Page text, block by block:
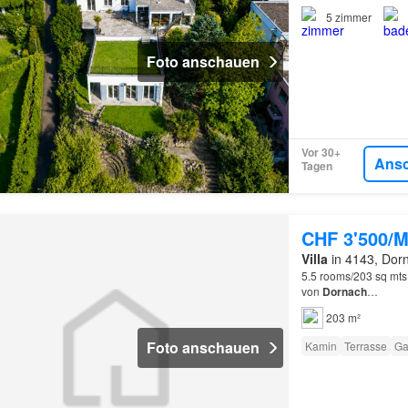
Foto anschauen
5 zimmer
Vor 30+
Tagen
Foto anschauen
CHF 3'500/
Villain 4143,
5.5 rooms/203 sq
von Dornach…
203 m²
Kamin Terrasse